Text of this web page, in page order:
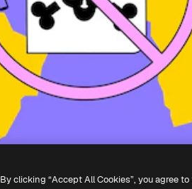
By clicking “Accept All Cookies”, you agree